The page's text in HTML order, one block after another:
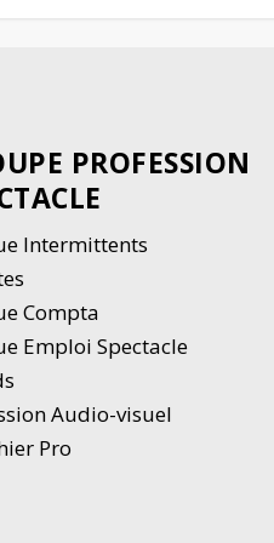
PROFESSION
Intermittents
Compta
Emploi Spectacle
Audio-visuel
Pro